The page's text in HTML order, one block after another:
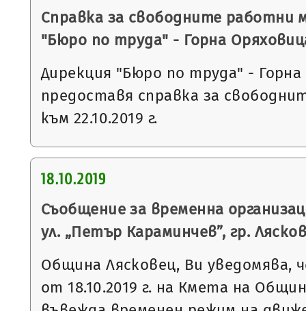
Справка за свободните работни
"Бюро по труда" - Горна
Дирекция "Бюро по труда" -
предоставя справка за
към 22.10.2019 г.
18.10.2019
Съобщение за временна
ул. „Петър Караминчев”, гр.
Община Лясковец, Ви уведомява,
от 18.10.2019 г. на Кмета на